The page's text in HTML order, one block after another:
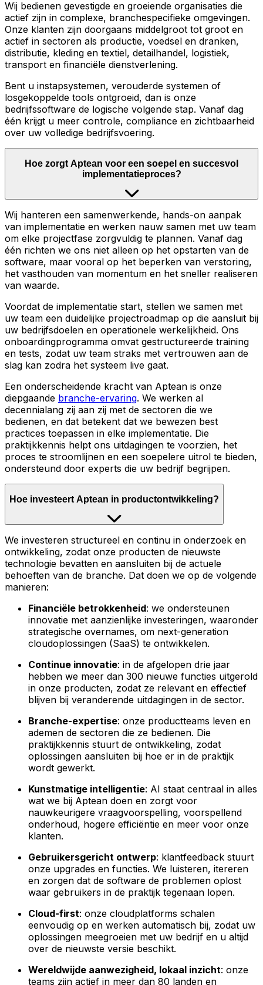
Wij bedienen gevestigde en groeiende organisaties die
actief zijn in complexe, branchespecifieke omgevingen.
Onze klanten zijn doorgaans middelgroot tot groot en
actief in sectoren als productie, voedsel en dranken,
distributie, kleding en textiel, detailhandel, logistiek,
transport en financiële dienstverlening.
Bent u instapsystemen, verouderde systemen of
losgekoppelde tools ontgroeid, dan is onze
bedrijfssoftware de logische volgende stap. Vanaf dag
één krijgt u meer controle, compliance en zichtbaarheid
over uw volledige bedrijfsvoering.
Hoe zorgt Aptean voor een soepel en succesvol
implementatieproces?
Wij hanteren een samenwerkende, hands-on aanpak
van implementatie en werken nauw samen met uw team
om elke projectfase zorgvuldig te plannen. Vanaf dag
één richten we ons niet alleen op het opstarten van de
software, maar vooral op het beperken van verstoring,
het vasthouden van momentum en het sneller realiseren
van waarde.
Voordat de implementatie start, stellen we samen met
uw team een duidelijke projectroadmap op die aansluit bij
uw bedrijfsdoelen en operationele werkelijkheid. Ons
onboardingprogramma omvat gestructureerde training
en tests, zodat uw team straks met vertrouwen aan de
slag kan zodra het systeem live gaat.
Een onderscheidende kracht van Aptean is onze
diepgaande branche-ervaring. We werken al
decennialang zij aan zij met de sectoren die we
bedienen, en dat betekent dat we bewezen best
practices toepassen in elke implementatie. Die
praktijkkennis helpt ons uitdagingen te voorzien, het
proces te stroomlijnen en een soepelere uitrol te bieden,
ondersteund door experts die uw bedrijf begrijpen.
Hoe investeert Aptean in productontwikkeling?
We investeren structureel en continu in onderzoek en
ontwikkeling, zodat onze producten de nieuwste
technologie bevatten en aansluiten bij de actuele
behoeften van de branche. Dat doen we op de volgende
manieren:
Financiële betrokkenheid: we ondersteunen
innovatie met aanzienlijke investeringen, waaronder
strategische overnames, om next-generation
cloudoplossingen (SaaS) te ontwikkelen.
Continue innovatie: in de afgelopen drie jaar
hebben we meer dan 300 nieuwe functies uitgerold
in onze producten, zodat ze relevant en effectief
blijven bij veranderende uitdagingen in de sector.
Branche-expertise: onze productteams leven en
ademen de sectoren die ze bedienen. Die
praktijkkennis stuurt de ontwikkeling, zodat
oplossingen aansluiten bij hoe er in de praktijk
wordt gewerkt.
Kunstmatige intelligentie: AI staat centraal in alles
wat we bij Aptean doen en zorgt voor
nauwkeurigere vraagvoorspelling, voorspellend
onderhoud, hogere efficiëntie en meer voor onze
klanten.
Gebruikersgericht ontwerp: klantfeedback stuurt
onze upgrades en functies. We luisteren, itereren
en zorgen dat de software de problemen oplost
waar gebruikers in de praktijk tegenaan lopen.
Cloud-first: onze cloudplatforms schalen
eenvoudig op en werken automatisch bij, zodat uw
oplossingen meegroeien met uw bedrijf en u altijd
over de nieuwste versie beschikt.
Wereldwijde aanwezigheid, lokaal inzicht: onze
teams zijn actief in meer dan 80 landen en